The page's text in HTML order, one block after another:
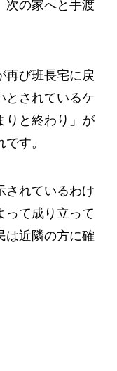
次の家へと手渡
再び班長宅に戻
とされているケ
りと終わり」が
す。
されているわけ
って成り立って
は近隣の方に確